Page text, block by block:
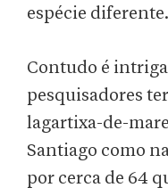
espécie diferente.
Contudo é
pesquisadores
lagartixa-de-
Santiago como
por cerca de 64